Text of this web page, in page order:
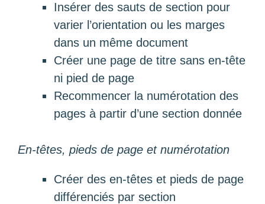
Insérer des sauts de section pour
varier l’orientation ou les marges
dans un même document
Créer une page de titre sans en-tête
ni pied de page
Recommencer la numérotation des
pages à partir d’une section donnée
En-têtes, pieds de page et numérotation
Créer des en-têtes et pieds de page
différenciés par section